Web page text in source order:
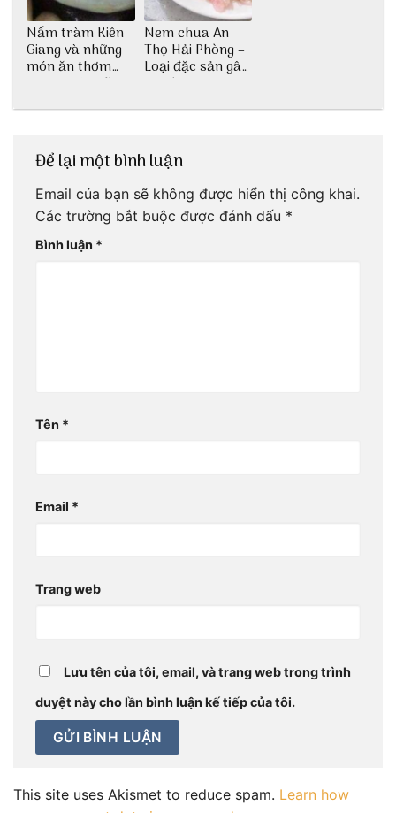
Nấm tràm Kiên
Giang và những
món ăn thơm
ngon khó cưỡng
Nem chua An
Thọ Hải Phòng –
Loại đặc sản gây
nghiện
Để lại một bình luận
Email của bạn sẽ không được hiển thị công khai.
Các trường bắt buộc được đánh dấu *
Bình luận *
Tên *
Email *
Trang web
Lưu tên của tôi, email, và trang web trong trình
duyệt này cho lần bình luận kế tiếp của tôi.
This site uses Akismet to reduce spam. Learn how